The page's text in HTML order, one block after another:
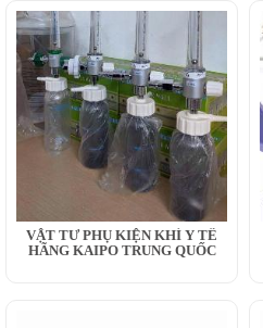
VẬT TƯ PHỤ KIỆN KHÍ Y TẾ
HÃNG KAIPO TRUNG QUỐC